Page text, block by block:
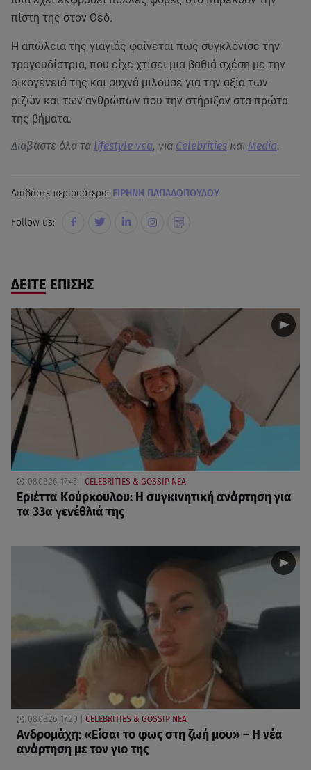
πίστη της στον Θεό.
Η απώλεια της γιαγιάς φαίνεται πως συγκλόνισε την
τραγουδίστρια, που είχε χτίσει μια βαθιά σχέση με την
οικογένειά της και συχνά μιλούσε για την αξία των
ριζών και των ανθρώπων που την στήριξαν στα πρώτα
της βήματα.
Διαβάστε όλα τα lifestyle νεα, για Celebrities και Media.
Διαβάστε περισσότερα: ΕΙΡΗΝΗ ΠΑΠΑΔΟΠΟΥΛΟΥ
Follow us:
ΔΕΙΤΕ ΕΠΙΣΗΣ
08.08.26, 17:45 CELEBRITIES & GOSSIP ΝΕΑ
Εριέττα Κούρκουλου: Η συγκινητική ανάρτηση για
τα 33α γενέθλιά της
08.08.26, 17:20 CELEBRITIES & GOSSIP ΝΕΑ
Ανδρομάχη: «Είσαι το φως στη ζωή μου» – Η νέα
ανάρτηση με τον γιο της